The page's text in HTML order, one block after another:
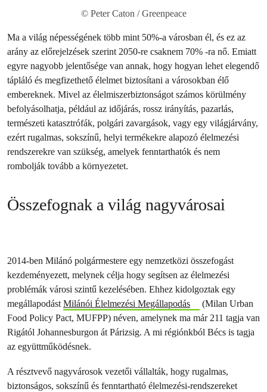
© Peter Caton / Greenpeace
Ma a világ népességének több mint 50%-a városban él, és ez az
arány az előrejelzések szerint 2050-re csaknem 70% -ra nő. Emiatt
egyre nagyobb jelentősége van annak, hogy hogyan lehet elegendő
tápláló és megfizethető élelmet biztosítani a városokban élő
embereknek. Mivel az élelmiszerbiztonságot számos körülmény
befolyásolhatja, például az időjárás, rossz irányítás, pazarlás,
természeti katasztrófák, polgári zavargások, vagy egy világjárvány,
ezért rugalmas, sokszínű, helyi termékekre alapozó élelmezési
rendszerekre van szükség, amelyek fenntarthatók és nem
rombolják tovább a környezetet.
Összefognak a világ nagyvárosai
2014-ben Milánó polgármestere egy nemzetközi összefogást
kezdeményezett, melynek célja hogy segítsen az élelmezési
problémák városi szintű kezelésében. Ehhez kidolgoztak egy
megállapodástMilánói Élelmezési Megállapodás
(Milan Urban
Food Policy Pact, MUFPP) néven, amelynek ma már 211 tagja van
Rigától Johannesburgon át Párizsig. A mi régiónkból Bécs is tagja
az együttműködésnek.
A résztvevő nagyvárosok vezetői vállalták, hogy rugalmas,
biztonságos, sokszínű és fenntartható élelmezési-rendszereket